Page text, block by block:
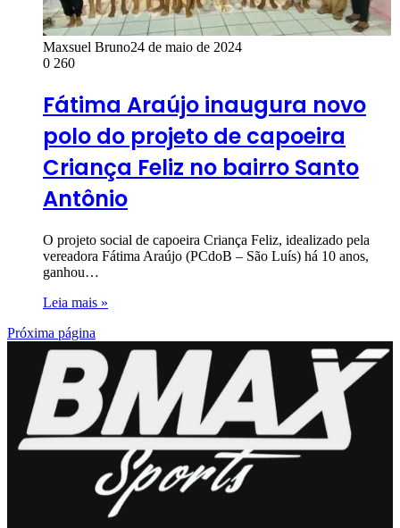
Maxsuel Bruno24 de maio de 2024
0 260
Fátima Araújo inaugura novo
polo do projeto de capoeira
Criança Feliz no bairro Santo
Antônio
O projeto social de capoeira Criança Feliz, idealizado pela
vereadora Fátima Araújo (PCdoB – São Luís) há 10 anos,
ganhou…
Leia mais »
Próxima página